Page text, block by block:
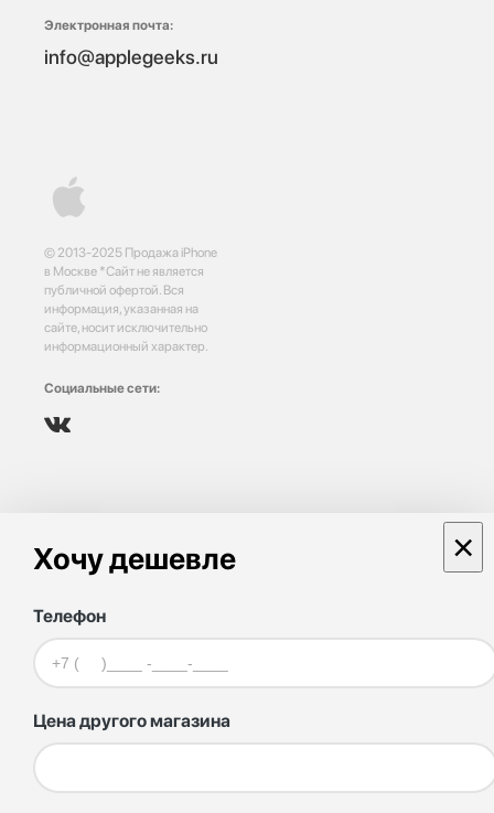
© 2013-2025 Продажа iPhone
в Москве *Сайт не является
публичной офертой. Вся
информация, указанная на
сайте, носит исключительно
информационный характер.
Социальные сети:
Электронная почта:
info@applegeeks.ru
Хочу дешевле ×
Телефон
Цена другого магазина